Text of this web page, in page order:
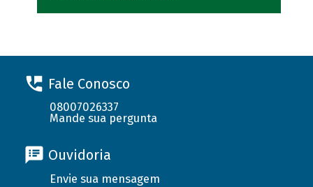
Fale Conosco
08007026337
Mande sua pergunta
Ouvidoria
Envie sua mensagem